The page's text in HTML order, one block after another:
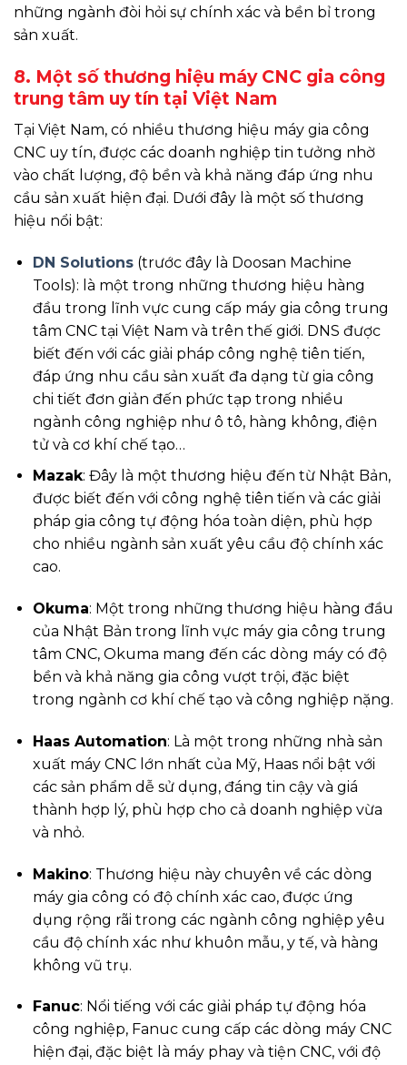
những ngành đòi hỏi sự chính xác và bền bỉ trong
sản xuất.
8. Một số thương hiệu máy CNC gia công
trung tâm uy tín tại Việt Nam
Tại Việt Nam, có nhiều thương hiệu máy gia công
CNC uy tín, được các doanh nghiệp tin tưởng nhờ
vào chất lượng, độ bền và khả năng đáp ứng nhu
cầu sản xuất hiện đại. Dưới đây là một số thương
hiệu nổi bật:
DN Solutions(trước đây là Doosan Machine
Tools): là một trong những thương hiệu hàng
đầu trong lĩnh vực cung cấp máy gia công trung
tâm CNC tại Việt Nam và trên thế giới. DNS được
biết đến với các giải pháp công nghệ tiên tiến,
đáp ứng nhu cầu sản xuất đa dạng từ gia công
chi tiết đơn giản đến phức tạp trong nhiều
ngành công nghiệp như ô tô, hàng không, điện
tử và cơ khí chế tạo…
Mazak: Đây là một thương hiệu đến từ Nhật Bản,
được biết đến với công nghệ tiên tiến và các giải
pháp gia công tự động hóa toàn diện, phù hợp
cho nhiều ngành sản xuất yêu cầu độ chính xác
cao.
Okuma: Một trong những thương hiệu hàng đầu
của Nhật Bản trong lĩnh vực máy gia công trung
tâm CNC, Okuma mang đến các dòng máy có độ
bền và khả năng gia công vượt trội, đặc biệt
trong ngành cơ khí chế tạo và công nghiệp nặng.
Haas Automation: Là một trong những nhà sản
xuất máy CNC lớn nhất của Mỹ, Haas nổi bật với
các sản phẩm dễ sử dụng, đáng tin cậy và giá
thành hợp lý, phù hợp cho cả doanh nghiệp vừa
và nhỏ.
Makino: Thương hiệu này chuyên về các dòng
máy gia công có độ chính xác cao, được ứng
dụng rộng rãi trong các ngành công nghiệp yêu
cầu độ chính xác như khuôn mẫu, y tế, và hàng
không vũ trụ.
Fanuc: Nổi tiếng với các giải pháp tự động hóa
công nghiệp, Fanuc cung cấp các dòng máy CNC
hiện đại, đặc biệt là máy phay và tiện CNC, với độ